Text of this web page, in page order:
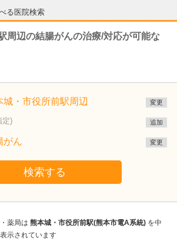
る医院検索
周辺の結腸がんの治療/対応が可能な
城・市役所前駅周辺 変更
定) 追加
がん 変更
検索する
薬局は 熊本城・市役所前駅(熊本市電A系統) を中
示されています